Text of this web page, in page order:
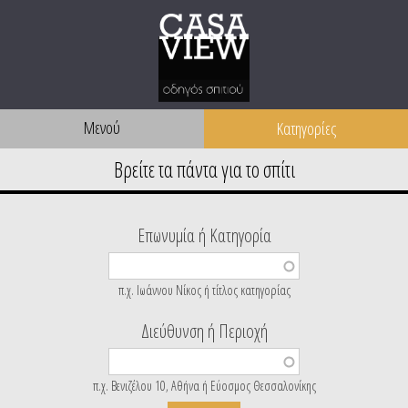
Μενού
Επωνυμία ή Κατηγορία
π.χ. Ιωάννου Νίκος ή τίτλος κατηγορίας
Διεύθυνση ή Περιοχή
π.χ. Βενιζέλου 10, Αθήνα ή Εύοσμος Θεσσαλονίκης